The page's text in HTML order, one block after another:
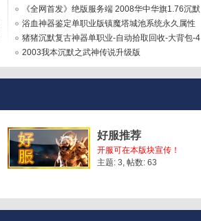
擎] ...
《全网首发》绝版服务端 2008华中华旗1.76沉默
商业版 ...
浴血神器鉴定单职业版镇魔塔城池系统永久属性
[GOM引擎 ...
猪猪沉默复古神器单职业-自动拾取回收-大背包-4
大陆 ...
2003我本沉默之武神传说升级版
好服推荐
开服可在本版块宣传！
主题: 3, 帖数: 63